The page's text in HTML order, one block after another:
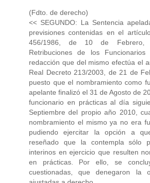
(Fdto. de derecho)
<< SEGUNDO: La Sentencia
previsiones contenidas en el
456/1986, de 10 de Febrero,
Retribuciones de los
redacción que del mismo efectúa el
Real Decreto 213/2003, de 21 de
puesto que el nombramiento como
apelante finalizó el 31 de Agosto de
funcionario en prácticas al día
Septiembre del propio año 2010,
nombramiento el mismo ya no era
pudiendo ejercitar la opción a
reseñado que la contempla sólo
interinos en ejercicio que resulten
en prácticas. Por ello, se
cuestionadas, que denegaron la